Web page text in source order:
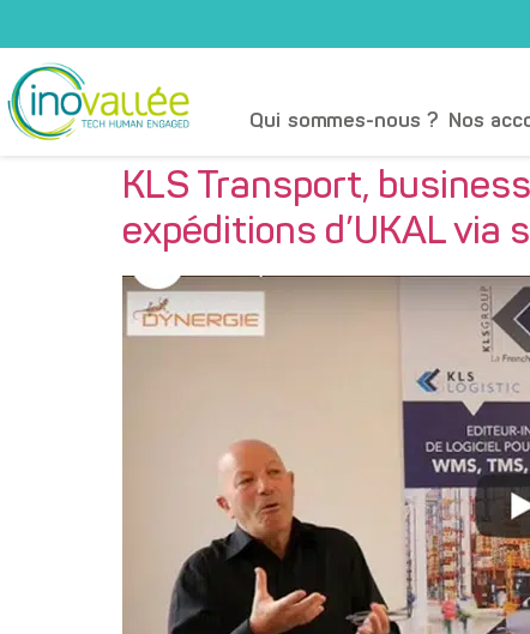
Qui sommes-nous ? Nos
KLS Transport,
expéditions d’UKAL via